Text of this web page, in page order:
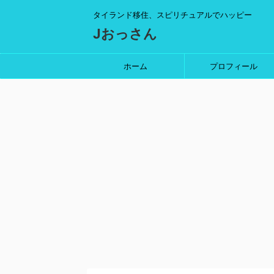
タイランド移住、スピリチュアルでハッピー
Jおっさん
ホーム プロフィール